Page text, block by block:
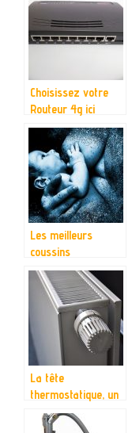
Choisissez votre
Routeur 4g ici
Les meilleurs
coussins
allaitement du
marché
La tête
thermostatique, un
accessoire pour la
période d’hivers